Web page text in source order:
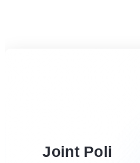
Joint Poli